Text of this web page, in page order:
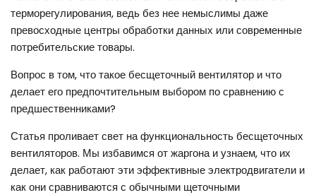
терморегулирования, ведь без нее немыслимы даже
превосходные центры обработки данных или современные
потребительские товары.
Вопрос в том, что такое бесщеточный вентилятор и что
делает его предпочтительным выбором по сравнению с
предшественниками?
Статья проливает свет на функциональность бесщеточных
вентиляторов. Мы избавимся от жаргона и узнаем, что их
делает, как работают эти эффективные электродвигатели и
как они сравниваются с обычными щеточными